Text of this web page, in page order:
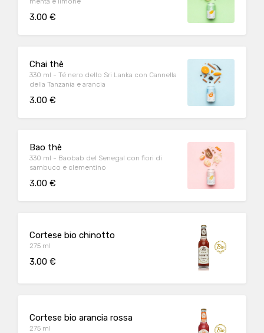
3.00 €
Chai thè
330 ml - Té nero dello Sri Lanka con Cannella
della Tanzania e arancia
3.00 €
Bao thè
330 ml - Baobab del Senegal con fiori di
sambuco e clementino
3.00 €
Cortese bio chinotto
275 ml
3.00 €
Cortese bio arancia rossa
275 ml